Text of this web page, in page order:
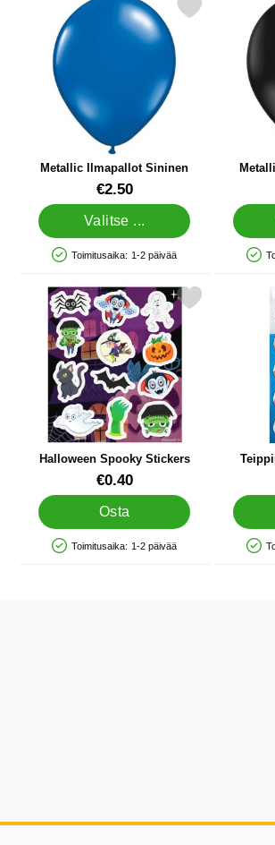
Metallic Ilmapallot Sininen
Tuote.nro 10496€2.50
Valitse ...
Saatavuus: Varastossa
Toimitusaika: 1-2 päivää
Merkitse metallic Ilmapallot Sininen
Tuote.nro
Halloween Spooky Stickers
Tuote.nro 38683€0.40
Osta
Saatavuus: Varastossa
Toimitusaika: 1-2 päivää
Merkitse halloween Spooky Stickers
Tuote.nro